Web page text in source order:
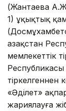
(Жантаева
1) Құқықтық
Қазақстан
мемлекеттік
Республикасы
тіркелгеннен
«Әділет»
жариялауға